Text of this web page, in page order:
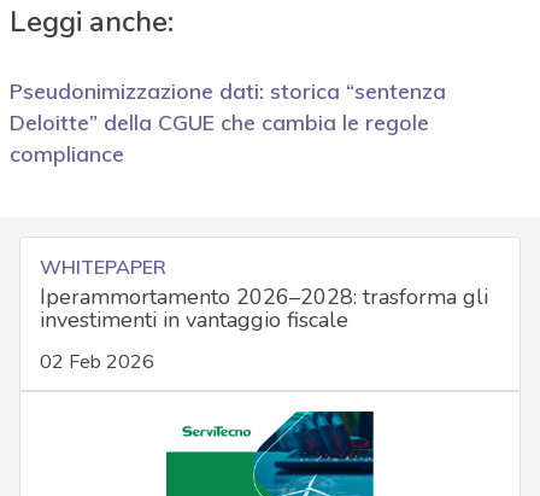
Leggi anche:
Pseudonimizzazione dati: storica “sentenza
Deloitte” della CGUE che cambia le regole
compliance
WHITEPAPER
Iperammortamento 2026–2028: trasforma gli
investimenti in vantaggio fiscale
02 Feb 2026